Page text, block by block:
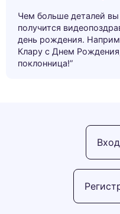
Чем больше деталей
получится
день рождения.
Клару с Днем
поклонница!”